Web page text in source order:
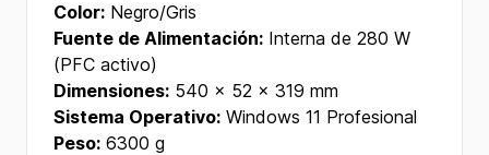
Color: Negro/Gris
Fuente de Alimentación: Interna de 280 W
(PFC activo)
Dimensiones: 540 x 52 x 319 mm
Sistema Operativo: Windows 11 Profesional
Peso: 6300 g